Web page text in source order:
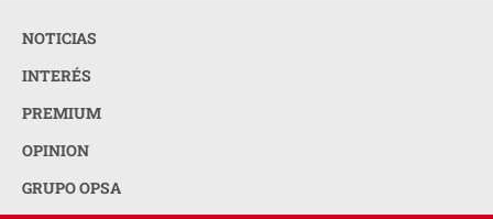
NOTICIAS
INTERÉS
PREMIUM
OPINION
GRUPO OPSA